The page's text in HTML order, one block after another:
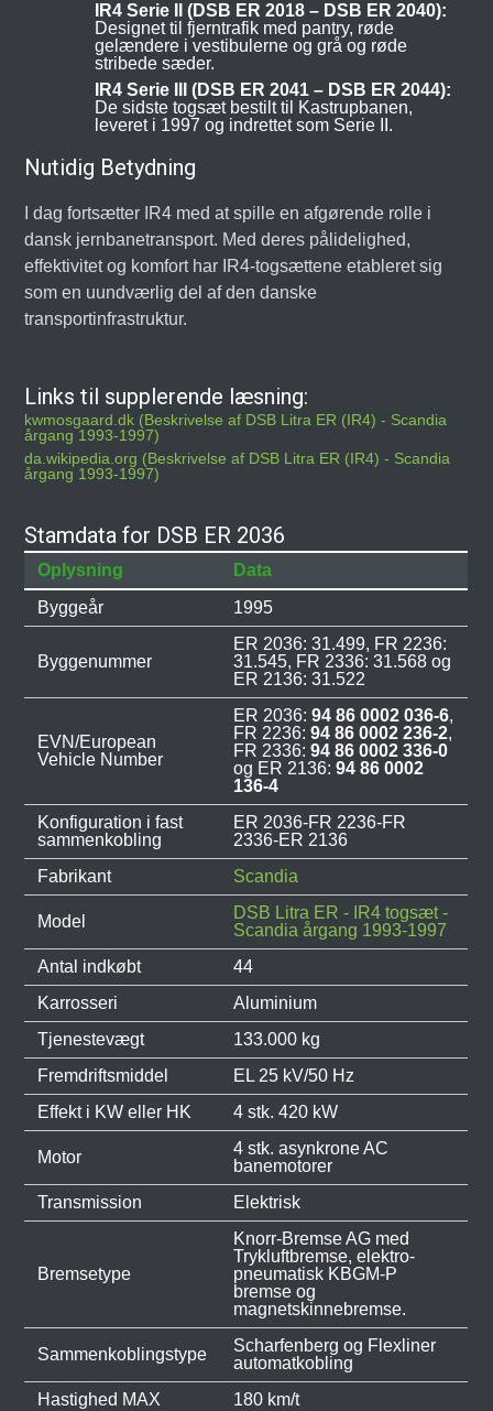
IR4 Serie II (DSB ER 2018 – DSB ER 2040):
Designet til fjerntrafik med pantry, røde
gelændere i vestibulerne og grå og røde
stribede sæder.
IR4 Serie III (DSB ER 2041 – DSB ER 2044):
De sidste togsæt bestilt til Kastrupbanen,
leveret i 1997 og indrettet som Serie II.
Nutidig Betydning
I dag fortsætter IR4 med at spille en afgørende rolle i
dansk jernbanetransport. Med deres pålidelighed,
effektivitet og komfort har IR4-togsættene etableret sig
som en uundværlig del af den danske
transportinfrastruktur.
Links til supplerende læsning:
kwmosgaard.dk (Beskrivelse af DSB Litra ER (IR4) - Scandia
årgang 1993-1997)
da.wikipedia.org (Beskrivelse af DSB Litra ER (IR4) - Scandia
årgang 1993-1997)
Stamdata for DSB ER 2036
Oplysning
Data
Byggeår
1995
Byggenummer
ER 2036: 31.499, FR 2236:
31.545, FR 2336: 31.568 og
ER 2136: 31.522
EVN/European
Vehicle Number
ER 2036:94 86 0002 036-6,
FR 2236:94 86 0002 236-2,
FR 2336:94 86 0002 336-0
og ER 2136:94 86 0002
136-4
Konfiguration i fast
sammenkobling
ER 2036-FR 2236-FR
2336-ER 2136
Fabrikant
Scandia
Model
DSB Litra ER - IR4 togsæt -
Scandia årgang 1993-1997
Antal indkøbt
44
Karrosseri
Aluminium
Tjenestevægt
133.000 kg
Fremdriftsmiddel
EL 25 kV/50 Hz
Effekt i KW eller HK
4 stk. 420 kW
Motor
4 stk. asynkrone AC
banemotorer
Transmission
Elektrisk
Bremsetype
Knorr-Bremse AG med
Trykluftbremse, elektro-
pneumatisk KBGM-P
bremse og
magnetskinnebremse.
Sammenkoblingstype
Scharfenberg og Flexliner
automatkobling
Hastighed MAX
180 km/t